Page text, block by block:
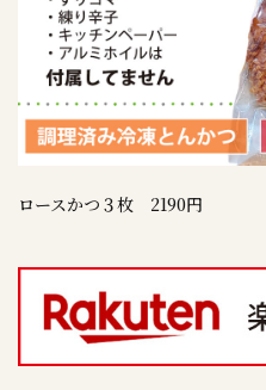
ロースかつ３枚 2190円